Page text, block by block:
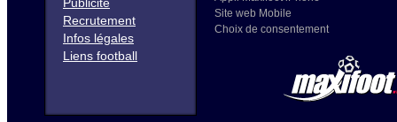
Recrutement
Infos légales
Liens football
Site web Mobile
Choix de consentement